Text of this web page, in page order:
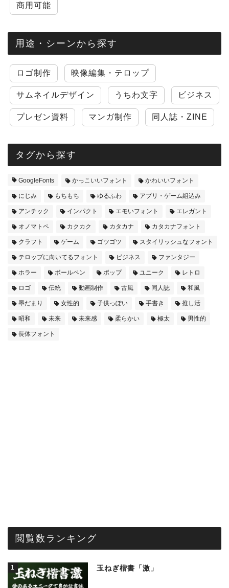
商用可能
用途・シーンから探す
ロゴ制作 映像編集・テロップ
サムネイルデザイン うちわ文字 ビジネス
プレゼン資料 マンガ制作 同人誌・ZINE
タグから探す
GoogleFonts かっこいいフォント かわいいフォント
にじみ もちもち ゆるふわ アプリ・ゲーム組込み
アンチック インパクト エモいフォント エレガント
オノマトペ カクカク カタカナ カタカナフォント
クラフト ゲーム ゴツゴツ スタイリッシュなフォント
テロップに向いてるフォント ビジネス ファンタジー
ホラー ボールペン ポップ ユニーク レトロ
ロゴ 伝統 動画制作 古風 同人誌 和風
墨だまり 女性的 子供っぽい 手書き 推し活
昭和 未来 未来感 柔らかい 極太 男性的
長体フォント
閲覧数ランキング
1 玉ねぎ楷書「激」